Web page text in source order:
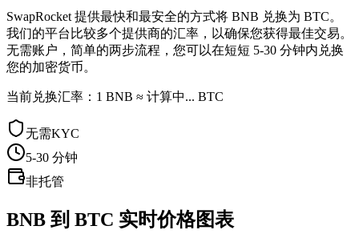
SwapRocket 提供最快和最安全的方式将 BNB 兑换为 BTC。
我们的平台比较多个提供商的汇率，以确保您获得最佳交易。
无需账户，简单的两步流程，您可以在短短 5-30 分钟内兑换
您的加密货币。
当前兑换汇率：1 BNB ≈ 计算中... BTC
无需KYC
5-30 分钟
非托管
BNB 到 BTC 实时价格图表